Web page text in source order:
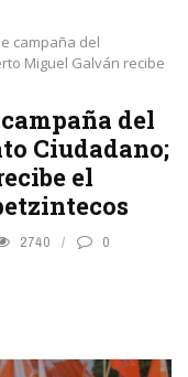
campaña del
Miguel Galván recibe
del
Ciudadano;
el
2740 0